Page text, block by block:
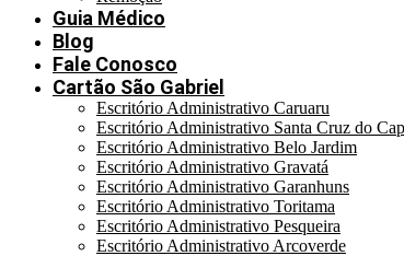
Guia Médico
Blog
Fale Conosco
Cartão São Gabriel
Escritório Administrativo Caruaru
Escritório Administrativo Santa Cruz do
Escritório Administrativo Belo Jardim
Escritório Administrativo Gravatá
Escritório Administrativo Garanhuns
Escritório Administrativo Toritama
Escritório Administrativo Pesqueira
Escritório Administrativo Arcoverde